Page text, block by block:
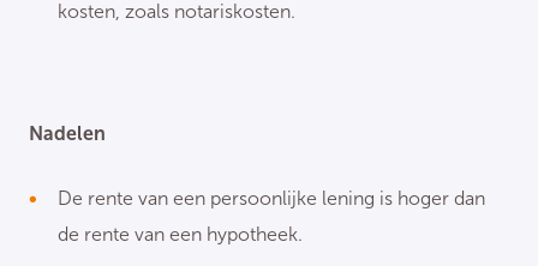
kosten, zoals notariskosten.
Nadelen
De rente van een persoonlijke lening is hoger dan
de rente van een hypotheek.